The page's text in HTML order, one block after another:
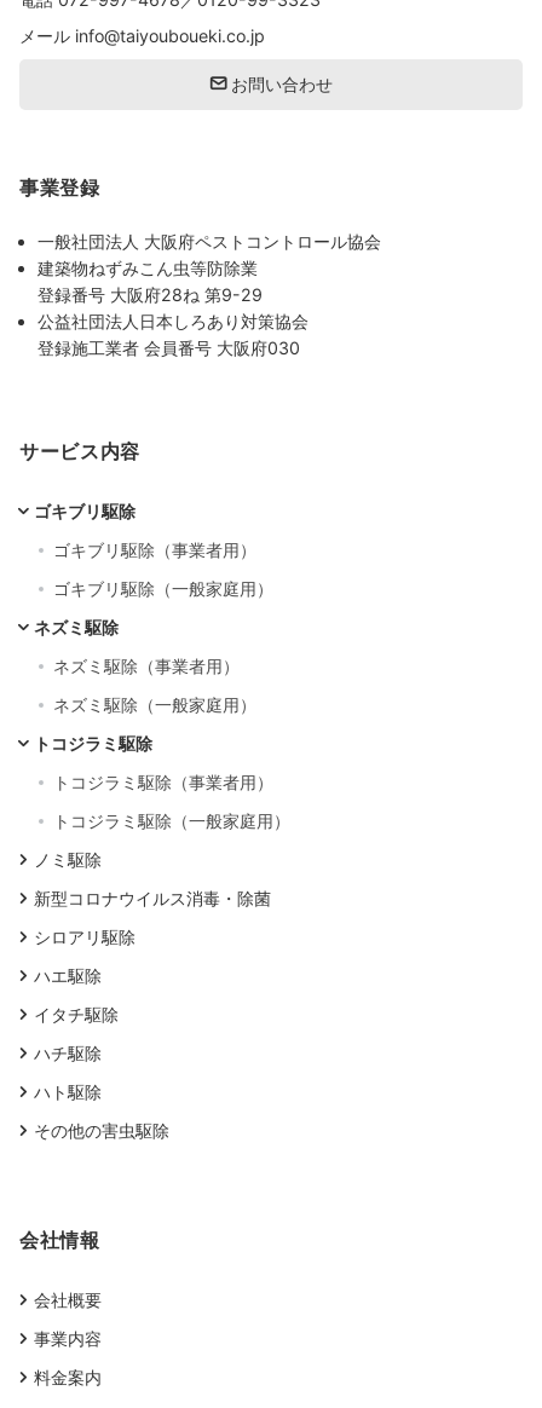
メール info@taiyouboueki.co.jp
お問い合わせ
事業登録
一般社団法人 大阪府ペストコントロール協会
建築物ねずみこん虫等防除業
登録番号 大阪府28ね 第9-29
公益社団法人日本しろあり対策協会
登録施工業者 会員番号 大阪府030
サービス内容
ゴキブリ駆除
ゴキブリ駆除（事業者用）
ゴキブリ駆除（一般家庭用）
ネズミ駆除
ネズミ駆除（事業者用）
ネズミ駆除（一般家庭用）
トコジラミ駆除
トコジラミ駆除（事業者用）
トコジラミ駆除（一般家庭用）
ノミ駆除
新型コロナウイルス消毒・除菌
シロアリ駆除
ハエ駆除
イタチ駆除
ハチ駆除
ハト駆除
その他の害虫駆除
会社情報
会社概要
事業内容
料金案内